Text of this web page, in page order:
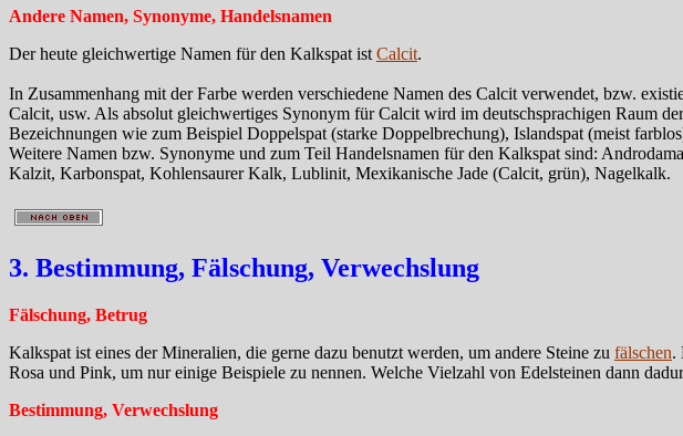
Andere Namen, Synonyme, Handelsnamen
Der heute gleichwertige Namen für den Kalkspat ist Calcit.
In Zusammenhang mit der Farbe werden verschiedene Namen des Calcit verwendet, bzw.
Calcit, usw. Als absolut gleichwertiges Synonym für Calcit wird im deutschsprachigen Raum
Bezeichnungen wie zum Beispiel Doppelspat (starke Doppelbrechung), Islandspat (meist
Weitere Namen bzw. Synonyme und zum Teil Handelsnamen für den Kalkspat sind:
Kalzit, Karbonspat, Kohlensaurer Kalk, Lublinit, Mexikanische Jade (Calcit, grün), Nagelkalk.
3. Bestimmung, Fälschung, Verwechslung
Fälschung, Betrug
Kalkspat ist eines der Mineralien, die gerne dazu benutzt werden, um andere Steine zu fälschen.
Rosa und Pink, um nur einige Beispiele zu nennen. Welche Vielzahl von Edelsteinen dann
Bestimmung, Verwechslung